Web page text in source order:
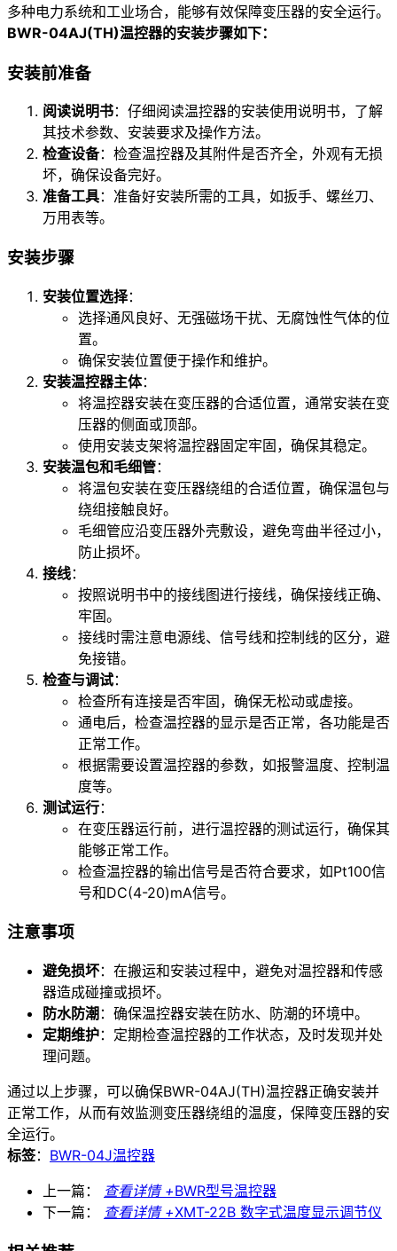
多种电力系统和工业场合，能够有效保障变压器的安全运行。
BWR-04AJ(TH)温控器的安装步骤如下：
安装前准备
阅读说明书：仔细阅读温控器的安装使用说明书，了解
其技术参数、安装要求及操作方法。
检查设备：检查温控器及其附件是否齐全，外观有无损
坏，确保设备完好。
准备工具：准备好安装所需的工具，如扳手、螺丝刀、
万用表等。
安装步骤
安装位置选择：
选择通风良好、无强磁场干扰、无腐蚀性气体的位
置。
确保安装位置便于操作和维护。
安装温控器主体：
将温控器安装在变压器的合适位置，通常安装在变
压器的侧面或顶部。
使用安装支架将温控器固定牢固，确保其稳定。
安装温包和毛细管：
将温包安装在变压器绕组的合适位置，确保温包与
绕组接触良好。
毛细管应沿变压器外壳敷设，避免弯曲半径过小，
防止损坏。
接线：
按照说明书中的接线图进行接线，确保接线正确、
牢固。
接线时需注意电源线、信号线和控制线的区分，避
免接错。
检查与调试：
检查所有连接是否牢固，确保无松动或虚接。
通电后，检查温控器的显示是否正常，各功能是否
正常工作。
根据需要设置温控器的参数，如报警温度、控制温
度等。
测试运行：
在变压器运行前，进行温控器的测试运行，确保其
能够正常工作。
检查温控器的输出信号是否符合要求，如Pt100信
号和DC(4-20)mA信号。
注意事项
避免损坏：在搬运和安装过程中，避免对温控器和传感
器造成碰撞或损坏。
防水防潮 ：确保温控器安装在防水、防潮的环境中。
定期维护：定期检查温控器的工作状态，及时发现并处
理问题。
通过以上步骤，可以确保BWR-04AJ(TH)温控器正确安装并
正常工作，从而有效监测变压器绕组的温度，保障变压器的安
全运行。
标签： BWR-04J温控器
上一篇：
查看详情 +BWR型号温控器
下一篇：
查看详情 +XMT-22B 数字式温度显示调节仪